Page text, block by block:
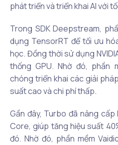
phát triển và triển khai AI với
Trong SDK Deepstream,
dụng TensorRT để tối ưu
học. Đồng thời sử dụng
thống GPU. Nhờ đó, phần
chóng triển khai các giải
suất cao và chi phí thấp.
Gần đây, Turbo đã nâng cấp
Core, giúp tăng hiệu suất
đó. Nhờ đó, phần mềm